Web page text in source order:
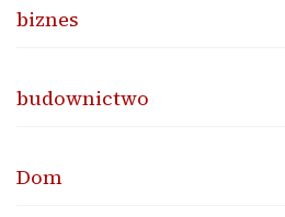
biznes
budownictwo
Dom